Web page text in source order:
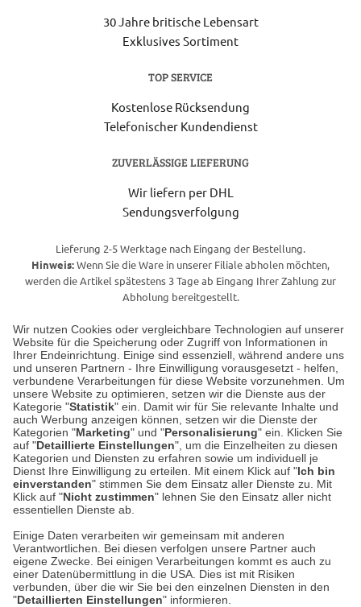
Wir nutzen Cookies oder vergleichbare Technologien auf unserer
Website für die Speicherung oder Zugriff von Informationen in
Ihrer Endeinrichtung. Einige sind essenziell, während andere uns
und unseren Partnern - Ihre Einwilligung vorausgesetzt - helfen,
verbundene Verarbeitungen für diese Website vorzunehmen. Um
unsere Website zu optimieren, setzen wir die Dienste aus der
Kategorie "Statistik" ein. Damit wir für Sie relevante Inhalte und
auch Werbung anzeigen können, setzen wir die Dienste der
Kategorien "Marketing" und "Personalisierung" ein. Klicken Sie
auf "Detaillierte Einstellungen", um die Einzelheiten zu diesen
Kategorien und Diensten zu erfahren sowie um individuell je
Dienst Ihre Einwilligung zu erteilen. Mit einem Klick auf "Ich bin
einverstanden" stimmen Sie dem Einsatz aller Dienste zu. Mit
Klick auf "Nicht zustimmen" lehnen Sie den Einsatz aller nicht
essentiellen Dienste ab.
Einige Daten verarbeiten wir gemeinsam mit anderen
Verantwortlichen. Bei diesen verfolgen unsere Partner auch
eigene Zwecke. Bei einigen Verarbeitungen kommt es auch zu
einer Datenübermittlung in die USA. Dies ist mit Risiken
verbunden, über die wir Sie bei den einzelnen Diensten in den
"Detaillierten Einstellungen" informieren.
30 Jahre britische Lebensart
Exklusives Sortiment
TOP SERVICE
Kostenlose Rücksendung
Telefonischer Kundendienst
ZUVERLÄSSIGE LIEFERUNG
Wir liefern per DHL
Sendungsverfolgung
Lieferung 2-5 Werktage nach Eingang der Bestellung.
Hinweis:Wenn Sie die Ware in unserer Filiale abholen möchten,
werden die Artikel spätestens 3 Tage ab Eingang Ihrer Zahlung zur
Abholung bereitgestellt.
Unser Geschäft in Meckenheim
Auf dem Steinbüchel 6
53340 Meckenheim
Montag bis Samstag 9:00 Uhr bis 18:00 Uhr
weitere Information
Hier finden Sie uns im Netz
Cookie-Einstellungen in Ihrem Browser